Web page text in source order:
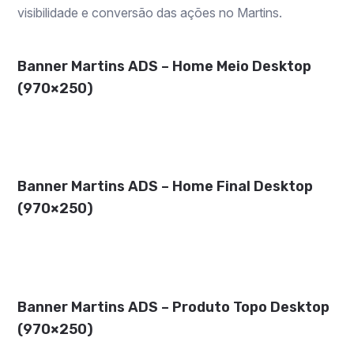
visibilidade e conversão das ações no Martins.
Banner Martins ADS – Home Meio Desktop
(970×250)
Banner Martins ADS – Home Final Desktop
(970×250)
Banner Martins ADS – Produto Topo Desktop
(970×250)